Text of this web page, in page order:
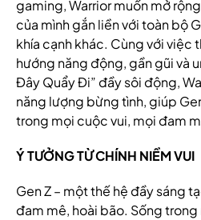
gaming, Warrior muốn mở
của mình gắn liền với toàn bộ
khía cạnh khác. Cùng với việc
hướng năng động, gần gũi và
Đây Quẩy Đi” đầy sôi động,
năng lượng bừng tình, giúp
trong mọi cuộc vui, mọi đam
Ý TƯỞNG TỪ CHÍNH NIỀM VUI
Gen Z – một thế hệ đầy sáng
đam mê, hoài bão. Sống